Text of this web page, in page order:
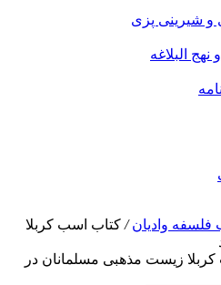
و شیرینی پزی
نهج البلاغه
فلسفه وادیان/ کتاب اسب کربلا
زیست مذهبی مسلمانان در